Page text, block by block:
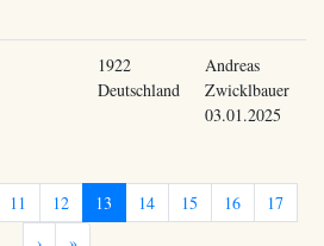
1922
Deutschland
Andreas
Zwicklbauer
03.01.2025
11 12 13 14 15 16
17
›
»